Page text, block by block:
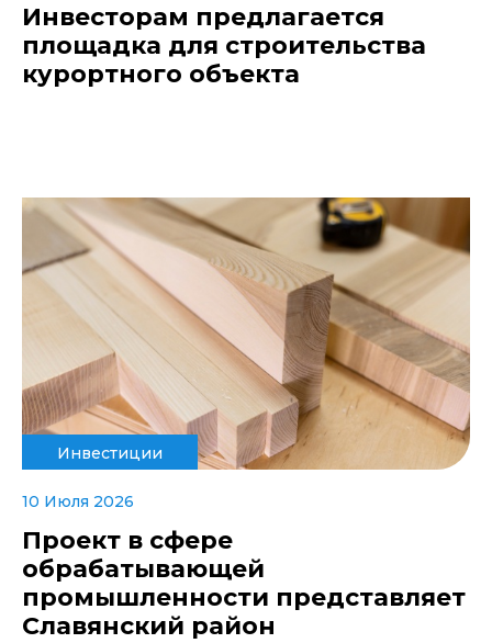
Инвесторам предлагается
площадка для строительства
курортного объекта
Инвестиции
10 Июля 2026
Проект в сфере
обрабатывающей
промышленности представляет
Славянский район